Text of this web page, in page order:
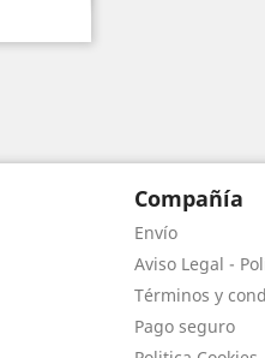
Compañía
Envío
Aviso Legal -
Términos y
Pago seguro